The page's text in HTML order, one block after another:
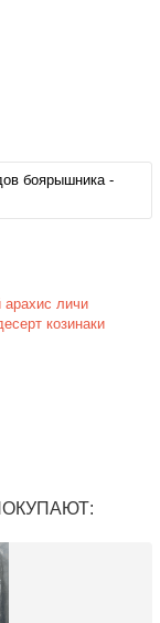
боярышника -
арахис личи
козинаки